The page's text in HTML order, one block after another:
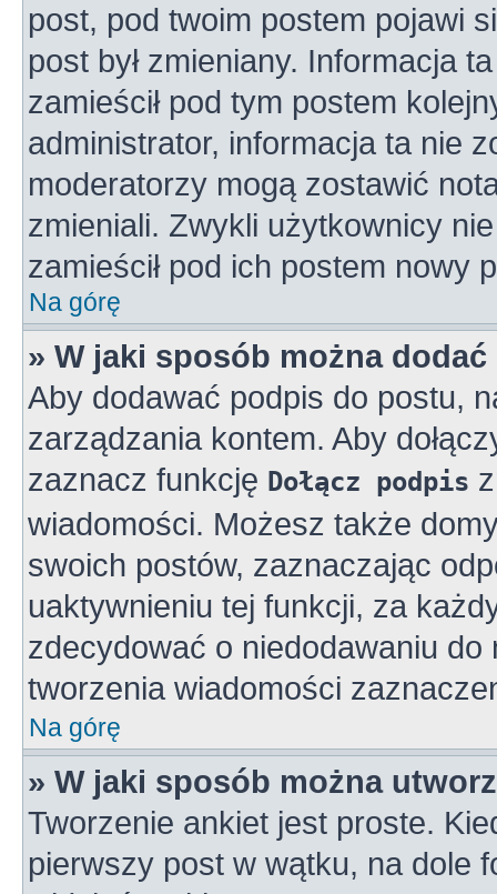
post, pod twoim postem pojawi
post był zmieniany. Informacja
zamieścił pod tym postem
administrator, informacja ta nie
moderatorzy mogą zostawić
zmieniali. Zwykli użytkownicy
zamieścił pod ich postem nowy
Na górę
» W jaki sposób można
Aby dodawać podpis do postu,
zarządzania kontem. Aby
zaznacz funkcję Dołącz podpis
wiadomości. Możesz także
swoich postów, zaznaczając
uaktywnieniu tej funkcji, za
zdecydować o niedodawaniu
tworzenia wiadomości
Na górę
» W jaki sposób można
Tworzenie ankiet jest proste.
pierwszy post w wątku, na dole